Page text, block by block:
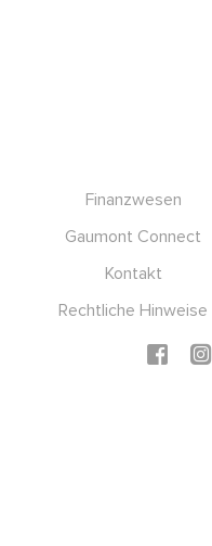
Finanzwesen
Gaumont Connect
Kontakt
Rechtliche Hinweise
Social icons